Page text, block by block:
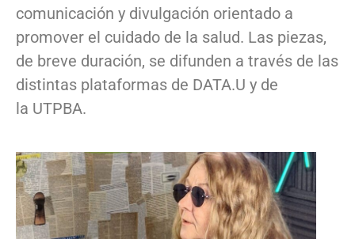
comunicación y divulgación orientado a
promover el cuidado de la salud. Las piezas,
de breve duración, se difunden a través de las
distintas plataformas de DATA.U y de
la UTPBA.